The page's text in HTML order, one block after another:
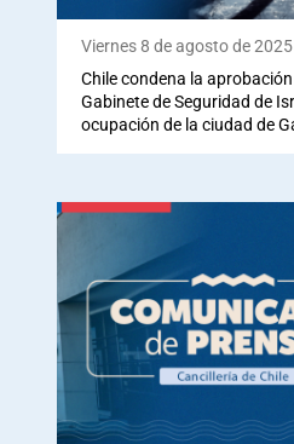
Viernes 8 de agosto de 2025
Chile condena la
Gabinete de Seguridad de
ocupación de la ciudad de